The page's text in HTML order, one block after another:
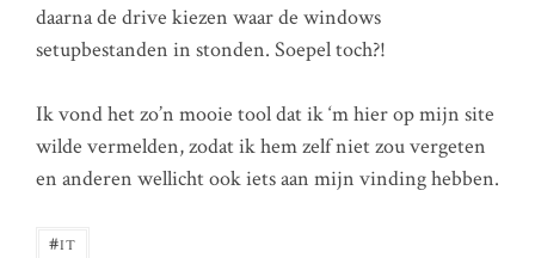
daarna de drive kiezen waar de windows
setupbestanden in stonden. Soepel toch?!
Ik vond het zo’n mooie tool dat ik ‘m hier op mijn site
wilde vermelden, zodat ik hem zelf niet zou vergeten
en anderen wellicht ook iets aan mijn vinding hebben.
#IT